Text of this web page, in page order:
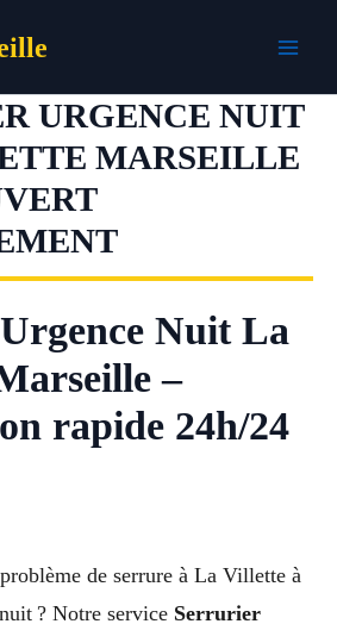
URGENCE NUIT
MARSEILLE
Nuit La
–
rapide 24h/24
de serrure à La Villette à
? Notre service Serrurier